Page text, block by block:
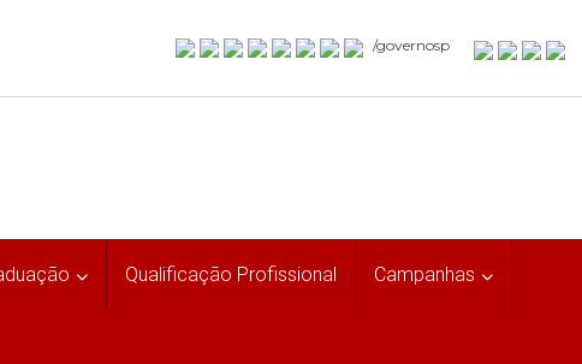
/governosp
Qualificação Profissional Campanhas